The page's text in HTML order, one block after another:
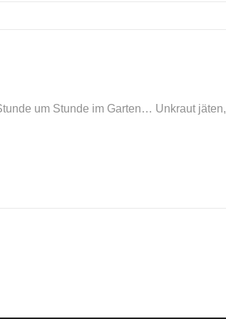
um Stunde im Garten… Unkraut jäten,